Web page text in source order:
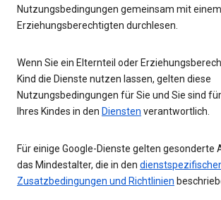
Nutzungsbedingungen gemeinsam mit
Erziehungsberechtigten durchlesen.
Wenn Sie ein Elternteil oder
Kind die Dienste nutzen lassen, gelten diese
Nutzungsbedingungen für Sie und Sie sind
Ihres Kindes in den Diensten verantwortlich.
Für einige Google-Dienste gelten gesonderte
das Mindestalter, die in den
Zusatzbedingungen und Richtlinien